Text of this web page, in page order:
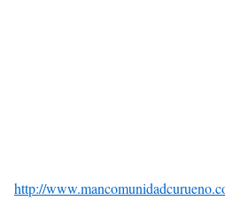
http://